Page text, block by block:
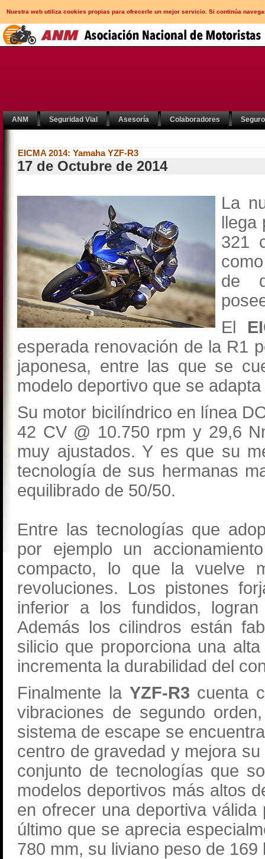
Nuestra web utiliza cookies propias para ofrecerle un mejor servicio. Si continúa
ANM Seguridad Vial Asesoría Colaboradores
EICMA 2014: Yamaha YZF-R3
17 de Octubre de 2014
La
llega
321
de
El
esperada renovación de la R1
japonesa, entre las que se
modelo deportivo que se
Su motor bicilíndrico en línea
42 CV @ 10.750 rpm y 29,6
muy ajustados. Y es que su
tecnología de sus hermanas
equilibrado de 50/50.
Entre las tecnologías que
por ejemplo un
compacto, lo que la vuelve
revoluciones. Los pistones
inferior a los fundidos,
Además los cilindros están
silicio que proporciona una
incrementa la durabilidad del
Finalmente la YZF-R3 cuenta
vibraciones de segundo
sistema de escape se
centro de gravedad y mejora
conjunto de tecnologías que
modelos deportivos más altos
en ofrecer una deportiva
último que se aprecia
780 mm, su liviano peso de